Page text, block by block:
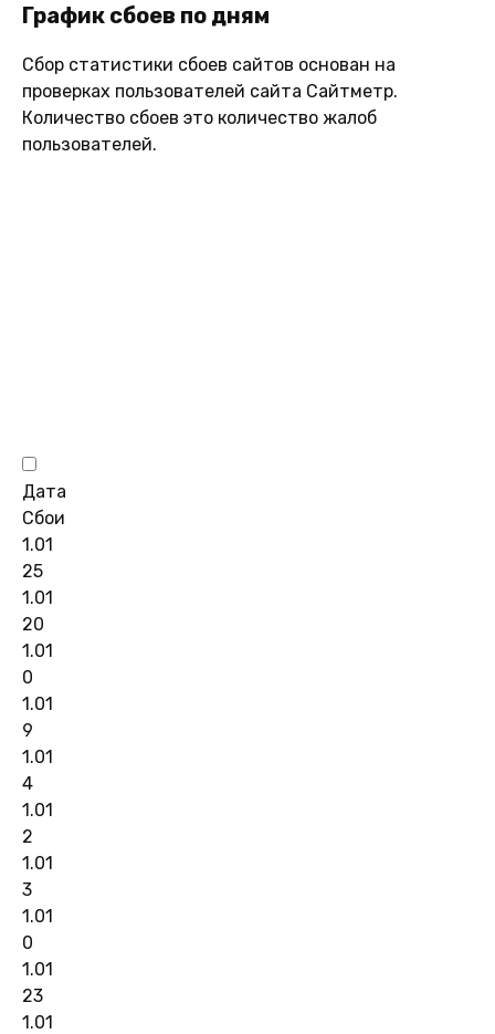
График сбоев по дням
Сбор статистики сбоев сайтов основан на
проверках пользователей сайта Сайтметр.
Количество сбоев это количество жалоб
пользователей.
Дата
Сбои
1.01
25
1.01
20
1.01
0
1.01
9
1.01
4
1.01
2
1.01
3
1.01
0
1.01
23
1.01